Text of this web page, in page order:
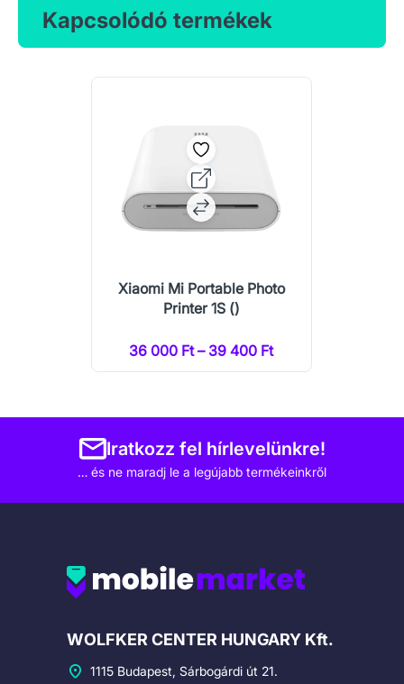
Kapcsolódó termékek
Xiaomi Mi Portable Photo
Printer 1S ()
36 000 Ft – 39 400 Ft
Iratkozz fel hírlevelünkre!
… és ne maradj le a legújabb termékeinkről
Cégadatok
WOLFKER CENTER HUNGARY Kft.
1115 Budapest, Sárbogárdi út 21.